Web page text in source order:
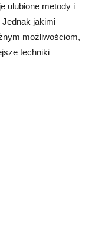
ulubione metody i
Jednak jakimi
możliwościom,
techniki